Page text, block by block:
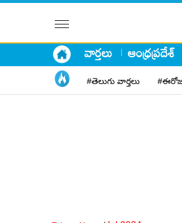
వార్తలు ఆంధ్రప్రదేశ్
#తెలుగు వార్తలు